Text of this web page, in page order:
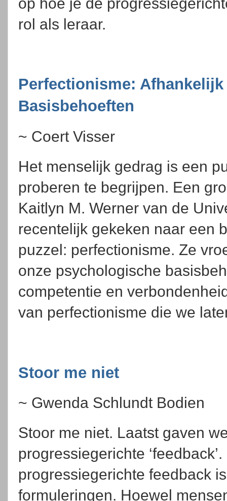
rol als leraar.
Perfectionisme:
Basisbehoeften
~ Coert Visser
Het menselijk gedrag is een
proberen te begrijpen. Een
Kaitlyn M. Werner van de
recentelijk gekeken naar een
puzzel: perfectionisme. Ze
onze psychologische
competentie en
van perfectionisme die we
Stoor me niet
~ Gwenda Schlundt Bodien
Stoor me niet. Laatst gaven
progressiegerichte
progressiegerichte feedback
formuleringen. Hoewel